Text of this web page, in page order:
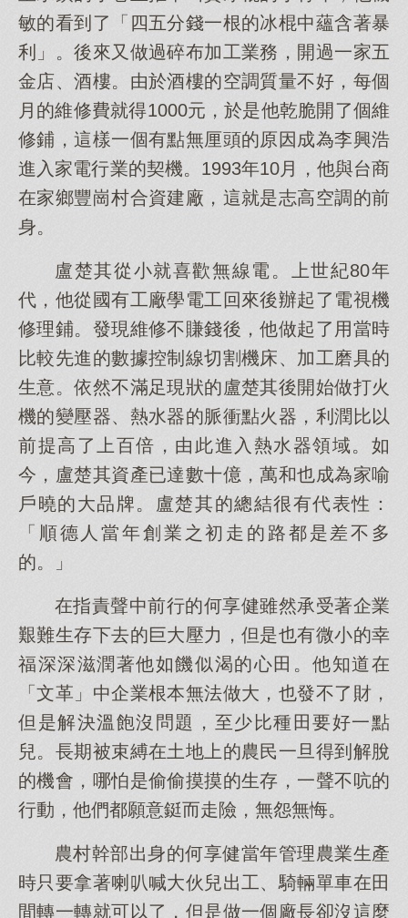
敏的看到了「四五分錢一根的冰棍中蘊含著暴
利」。後來又做過碎布加工業務，開過一家五
金店、酒樓。由於酒樓的空調質量不好，每個
月的維修費就得1000元，於是他乾脆開了個維
修鋪，這樣一個有點無厘頭的原因成為李興浩
進入家電行業的契機。1993年10月，他與台商
在家鄉豐崗村合資建廠，這就是志高空調的前
身。
盧楚其從小就喜歡無線電。上世紀80年
代，他從國有工廠學電工回來後辦起了電視機
修理鋪。發現維修不賺錢後，他做起了用當時
比較先進的數據控制線切割機床、加工磨具的
生意。依然不滿足現狀的盧楚其後開始做打火
機的變壓器、熱水器的脈衝點火器，利潤比以
前提高了上百倍，由此進入熱水器領域。如
今，盧楚其資產已達數十億，萬和也成為家喻
戶曉的大品牌。盧楚其的總結很有代表性：
「順德人當年創業之初走的路都是差不多
的。」
在指責聲中前行的何享健雖然承受著企業
艱難生存下去的巨大壓力，但是也有微小的幸
福深深滋潤著他如饑似渴的心田。他知道在
「文革」中企業根本無法做大，也發不了財，
但是解決溫飽沒問題，至少比種田要好一點
兒。長期被束縛在土地上的農民一旦得到解脫
的機會，哪怕是偷偷摸摸的生存，一聲不吭的
行動，他們都願意鋌而走險，無怨無悔。
農村幹部出身的何享健當年管理農業生產
時只要拿著喇叭喊大伙兒出工、騎輛單車在田
間轉一轉就可以了，但是做一個廠長卻沒這麼